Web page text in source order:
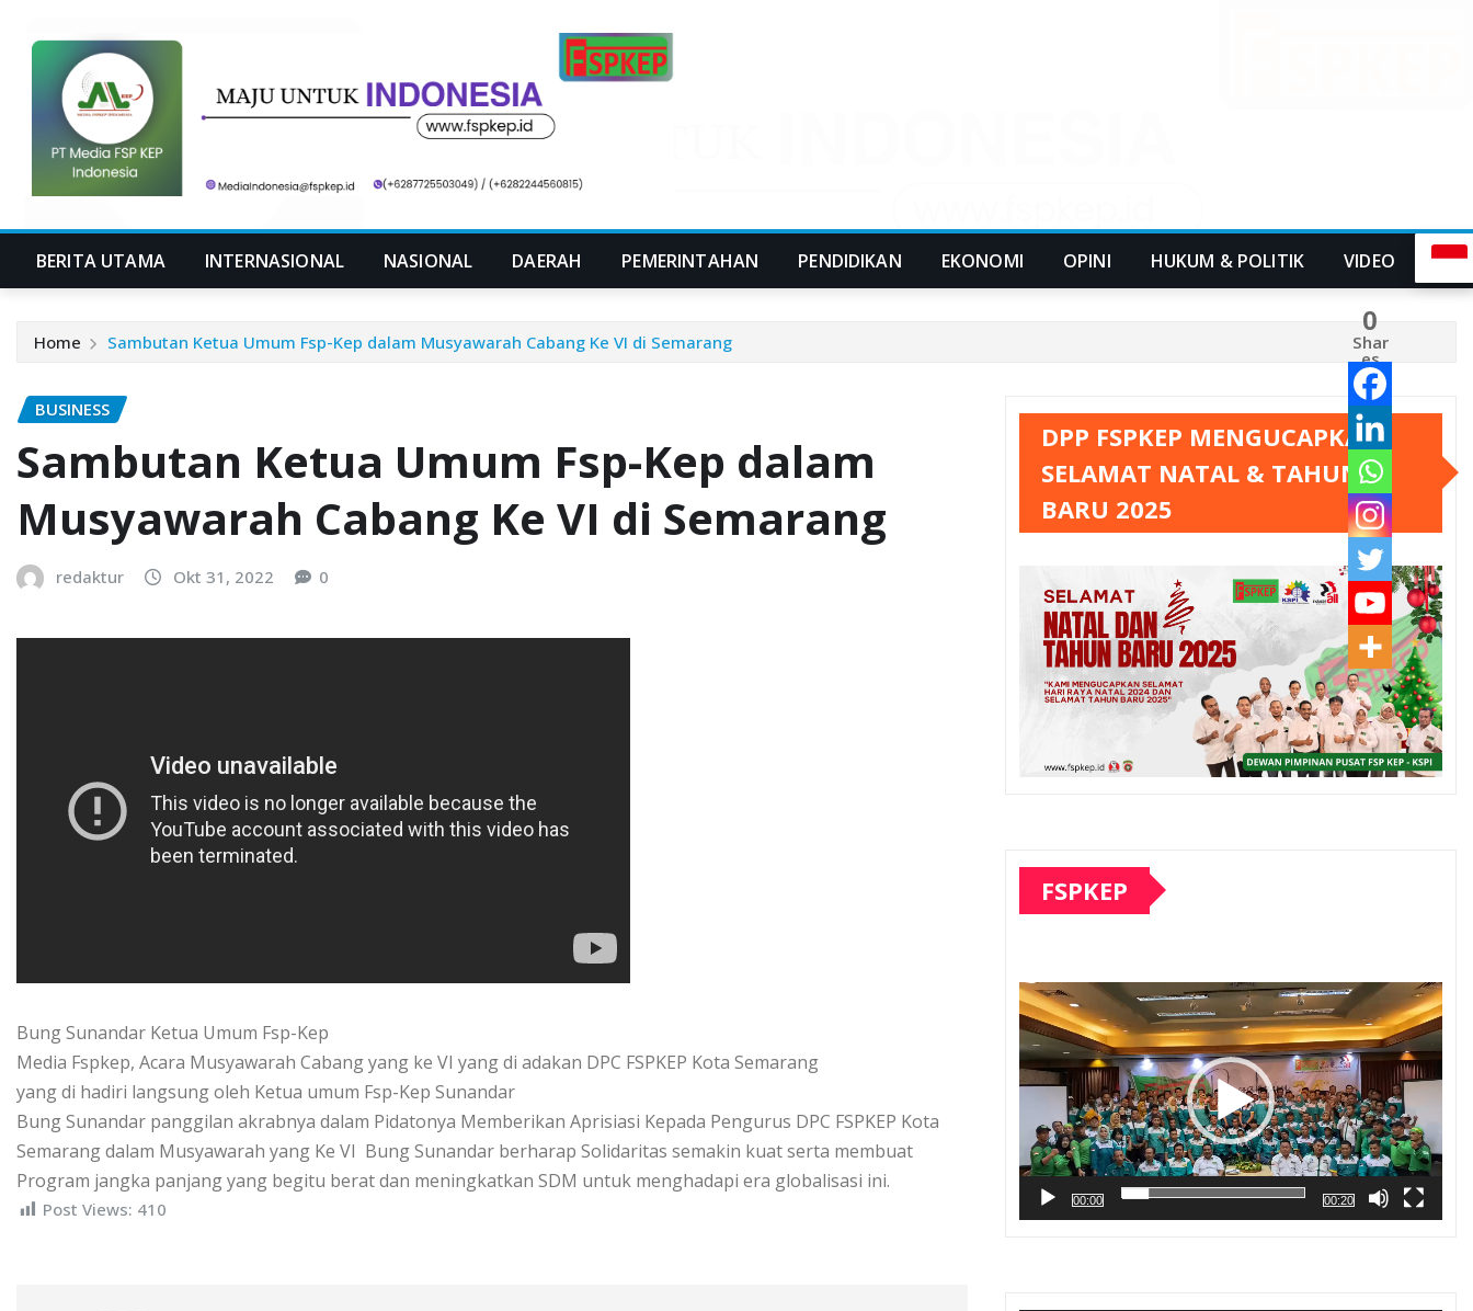
BERITA UTAMA INTERNASIONAL NASIONAL DAERAH PEMERINTAHAN PENDIDIKAN EKONOMI OPINI HUKUM & POLITIK VIDEO
Home Sambutan Ketua Umum Fsp-Kep dalam Musyawarah Cabang Ke VI di Semarang
BUSINESS
Sambutan Ketua Umum Fsp-Kep dalam
Musyawarah Cabang Ke VI di Semarang
redaktur Okt 31, 2022 0
Bung Sunandar Ketua Umum Fsp-Kep
Media Fspkep, Acara Musyawarah Cabang yang ke VI yang di adakan DPC FSPKEP Kota Semarang
yang di hadiri langsung oleh Ketua umum Fsp-Kep Sunandar
Bung Sunandar panggilan akrabnya dalam Pidatonya Memberikan Aprisiasi Kepada Pengurus DPC FSPKEP Kota
Semarang dalam Musyawarah yang Ke VI Bung Sunandar berharap Solidaritas semakin kuat serta membuat
Program jangka panjang yang begitu berat dan meningkatkan SDM untuk menghadapi era globalisasi ini.
Post Views: 410
0
Shar
es
DPP FSPKEP MENGUCAPKAN
SELAMAT NATAL & TAHUN
BARU 2025
FSPKEP
Video
00:00 00:20